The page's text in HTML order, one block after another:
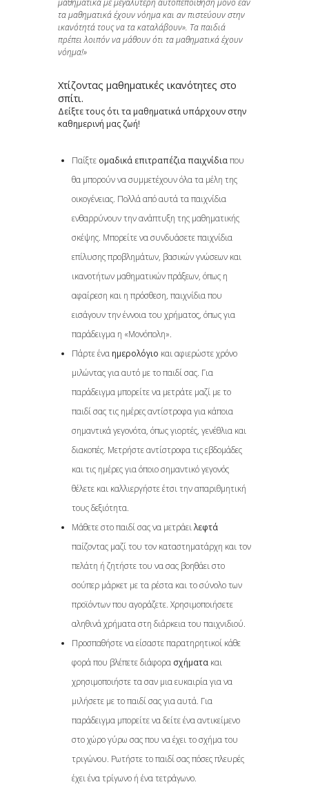
μαθηματικά με μεγαλύτερη αυτοπεποίθηση μόνο εάν
τα μαθηματικά έχουν νόημα και αν πιστεύουν στην
ικανότητά τους να τα καταλάβουν». Τα παιδιά
πρέπει λοιπόν να μάθουν ότι τα μαθηματικά έχουν
νόημα!»
Χτίζοντας μαθηματικές ικανότητες στο
σπίτι.
Δείξτε τους ότι τα μαθηματικά υπάρχουν στην
καθημερινή μας ζωή!
Παίξτε ομαδικά επιτραπέζια παιχνίδιαπου
θα μπορούν να συμμετέχουν όλα τα μέλη της
οικογένειας. Πολλά από αυτά τα παιχνίδια
ενθαρρύνουν την ανάπτυξη της μαθηματικής
σκέψης. Μπορείτε να συνδυάσετε παιχνίδια
επίλυσης προβλημάτων, βασικών γνώσεων και
ικανοτήτων μαθηματικών πράξεων, όπως η
αφαίρεση και η πρόσθεση, παιχνίδια που
εισάγουν την έννοια του χρήματος, όπως για
παράδειγμα η «Μονόπολη».
Πάρτε ένα ημερολόγιο και αφιερώστε χρόνο
μιλώντας για αυτό με το παιδί σας. Για
παράδειγμα μπορείτε να μετράτε μαζί με το
παιδί σας τις ημέρες αντίστροφα για κάποια
σημαντικά γεγονότα, όπως γιορτές, γενέθλια και
διακοπές. Μετρήστε αντίστροφα τις εβδομάδες
και τις ημέρες για όποιο σημαντικό γεγονός
θέλετε και καλλιεργήστε έτσι την απαριθμητική
τους δεξιότητα.
Μάθετε στο παιδί σας να μετράειλεφτά
παίζοντας μαζί του τον καταστηματάρχη και τον
πελάτη ή ζητήστε του να σας βοηθάει στο
σούπερ μάρκετ με τα ρέστα και το σύνολο των
προϊόντων που αγοράζετε. Χρησιμοποιήσετε
αληθινά χρήματα στη διάρκεια του παιχνιδιού.
Προσπαθήστε να είσαστε παρατηρητικοί κάθε
φορά που βλέπετε διάφορα σχήματα και
χρησιμοποιήστε τα σαν μια ευκαιρία για να
μιλήσετε με το παιδί σας για αυτά. Για
παράδειγμα μπορείτε να δείτε ένα αντικείμενο
στο χώρο γύρω σας που να έχει το σχήμα του
τριγώνου. Ρωτήστε το παιδί σας πόσες πλευρές
έχει ένα τρίγωνο ή ένα τετράγωνο.